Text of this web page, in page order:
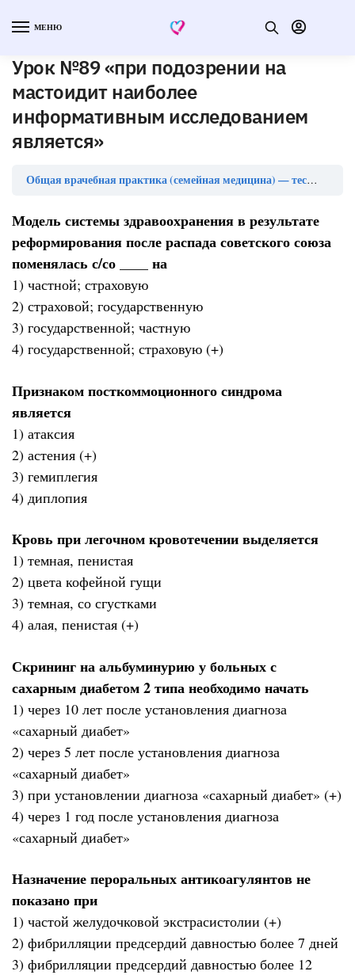
МЕНЮ
Урок №89 «при подозрении на
мастоидит наиболее
информативным исследованием
является»
Общая врачебная практика (семейная медицина) — тесты с ответами (ординатура)
Модель системы здравоохранения в результате
реформирования после распада советского союза
поменялась с/со ____ на
1) частной; страховую
2) страховой; государственную
3) государственной; частную
4) государственной; страховую (+)
Признаком посткоммоционного синдрома
является
1) атаксия
2) астения (+)
3) гемиплегия
4) диплопия
Кровь при легочном кровотечении выделяется
1) темная, пенистая
2) цвета кофейной гущи
3) темная, со сгустками
4) алая, пенистая (+)
Скрининг на альбуминурию у больных с
сахарным диабетом 2 типа необходимо начать
1) через 10 лет после установления диагноза
«сахарный диабет»
2) через 5 лет после установления диагноза
«сахарный диабет»
3) при установлении диагноза «сахарный диабет» (+)
4) через 1 год после установления диагноза
«сахарный диабет»
Назначение пероральных антикоагулянтов не
показано при
1) частой желудочковой экстрасистолии (+)
2) фибрилляции предсердий давностью более 7 дней
3) фибрилляции предсердий давностью более 12